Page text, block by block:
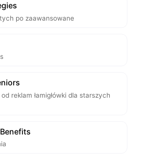
po zaawansowane
reklam łamigłówki dla starszych